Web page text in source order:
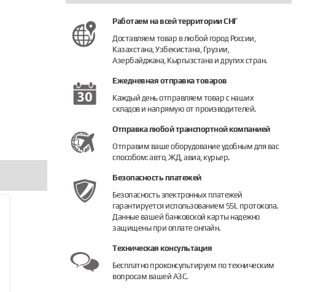
Работаем на всей территории СНГ
Доставляем товар в любой город России,
Казахстана, Узбекистана, Грузии,
Азербайджана, Кыргызстана и других стран.
Ежедневная отправка товаров
Каждый день отправляем товар с наших
складов и напрямую от производителей.
Отправка любой транспортной компанией
Отправим ваше оборудование удобным для вас
способом: авто, ЖД, авиа, курьер.
Безопасность платежей
Безопасность электронных платежей
гарантируется использованием SSL протокола.
Данные вашей банковской карты надежно
защищены при оплате онлайн.
Техническая консультация
Бесплатно проконсультируем по техническим
вопросам вашей АЗС.